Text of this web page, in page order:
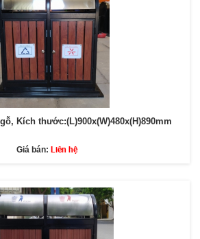
Kích thước:(L)900x(W)480x(H)890mm
Giá bán: Liên hệ